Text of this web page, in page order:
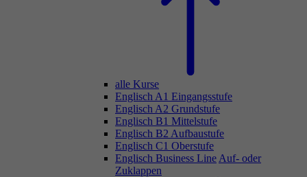
alle Kurse
Englisch A1 Eingangsstufe
Englisch A2 Grundstufe
Englisch B1 Mittelstufe
Englisch B2 Aufbaustufe
Englisch C1 Oberstufe
Englisch Business Line Auf- oder
Zuklappen